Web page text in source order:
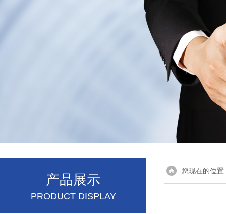
产品展示
PRODUCT DISPLAY
您现在的位置